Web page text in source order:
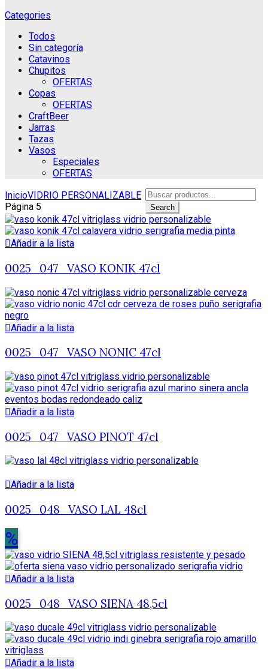
Categories
Todos
Sin categoría
Catavinos
Chupitos
OFERTAS
Copas
OFERTAS
CraftBeer
Jarras
Tazas
Vasos
Especiales
OFERTAS
InicioVIDRIO PERSONALIZABLE
Página 5
Search
for:
Search
Añadir a la lista
0025_047_VASO KONIK 47cl
Añadir a la lista
0025_047_VASO NONIC 47cl
Añadir a la lista
0025_047_VASO PINOT 47cl
Añadir a la lista
0025_048_VASO LAL 48cl
%
Añadir a la lista
0025_048_VASO SIENA 48,5cl
Añadir a la lista